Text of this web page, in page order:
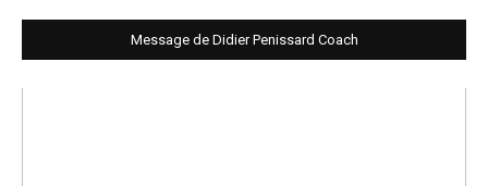
Message de Didier Penissard Coach